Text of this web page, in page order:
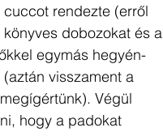
rendezte (erről
dobozokat és a
egymás hegyén-
visszament a
Végül
hogy a padokat